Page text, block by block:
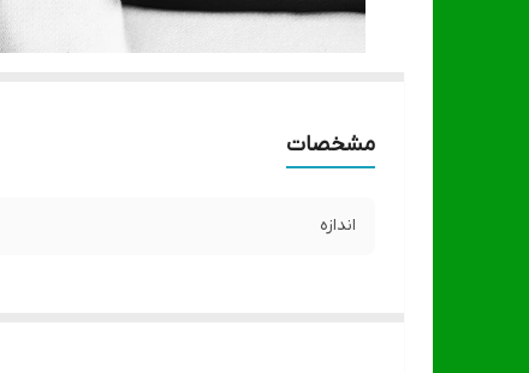
مشخصات
اندازه